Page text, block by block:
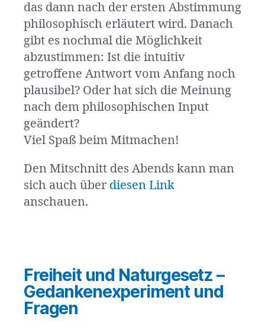
das dann nach der ersten Abstimmung
philosophisch erläutert wird. Danach
gibt es nochmal die Möglichkeit
abzustimmen: Ist die intuitiv
getroffene Antwort vom Anfang noch
plausibel? Oder hat sich die Meinung
nach dem philosophischen Input
geändert?
Viel Spaß beim Mitmachen!
Den Mitschnitt des Abends kann man
sich auch über diesen Link
anschauen.
Freiheit und Naturgesetz –
Gedankenexperiment und
Fragen